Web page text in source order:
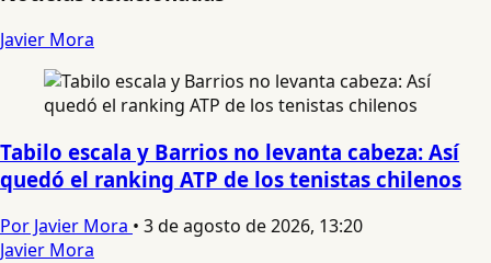
Javier Mora
Tabilo escala y Barrios no levanta cabeza: Así
quedó el ranking ATP de los tenistas chilenos
Por Javier Mora • 3 de agosto de 2026, 13:20
Javier Mora